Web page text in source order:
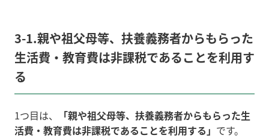
3-1.親や祖父母等、扶養義務者からもらった
生活費・教育費は非課税であることを利用す
る
1つ目は、
「親や祖父母等、扶養義務者からもらった生
活費・教育費は非課税であることを利用する」 です。